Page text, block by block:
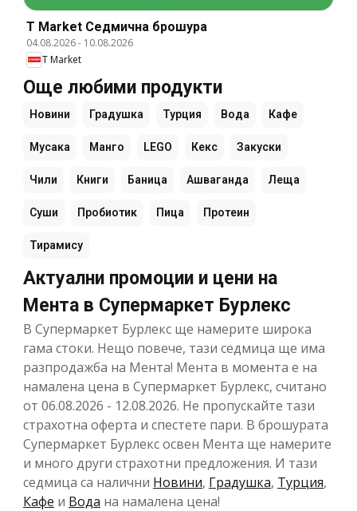
T Market Cедмична брошура
04.08.2026- 10.08.2026
T Market
Още любими продукти
Новини Градушка Турция Вода Кафе
Мусака Манго LEGO Кекс Закуски
Чили Книги Баница Ашваганда Леща
Суши Пробиотик Пица Протеин
Тирамису
Актуални промоции и цени на
Мента в Супермаркет Бурлекс
В Супермаркет Бурлекс ще намерите широка
гама стоки. Нещо повече, тази седмица ще има
разпродажба на Мента! Мента в момента е на
намалена цена в Супермаркет Бурлекс, считано
от 06.08.2026 - 12.08.2026. Не пропускайте тази
страхотна оферта и спестете пари. В брошурата
Супермаркет Бурлекс освен Мента ще намерите
и много други страхотни предложения. И тази
седмица са налични Новини, Градушка, Турция,
Кафе и Вода на намалена цена!